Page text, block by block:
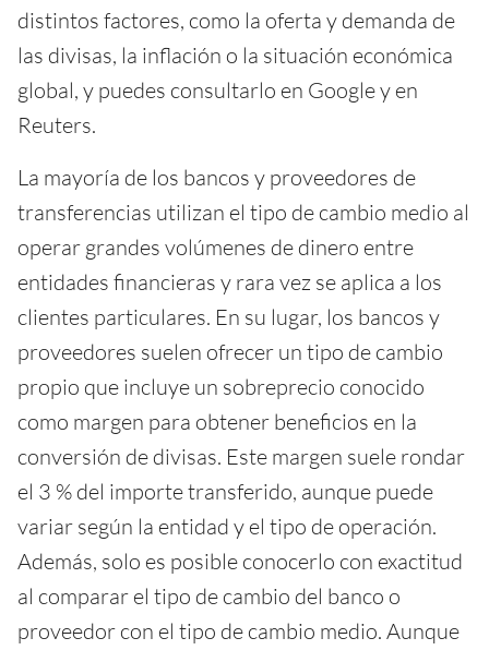
distintos factores, como la oferta y demanda de
las divisas, la inflación o la situación económica
global, y puedes consultarlo en Google y en
Reuters.
La mayoría de los bancos y proveedores de
transferencias utilizan el tipo de cambio medio al
operar grandes volúmenes de dinero entre
entidades financieras y rara vez se aplica a los
clientes particulares. En su lugar, los bancos y
proveedores suelen ofrecer un tipo de cambio
propio que incluye un sobreprecio conocido
como margen para obtener beneficios en la
conversión de divisas. Este margen suele rondar
el 3 % del importe transferido, aunque puede
variar según la entidad y el tipo de operación.
Además, solo es posible conocerlo con exactitud
al comparar el tipo de cambio del banco o
proveedor con el tipo de cambio medio. Aunque